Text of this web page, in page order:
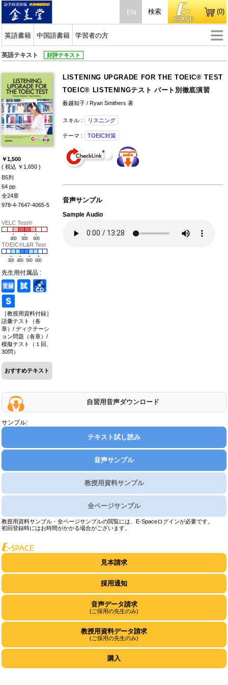
EN
英語書籍 中国語書籍 学習者の方
検索 (0)
英語テキスト 好評テキスト
￥1,500
( 税込 ￥1,650 )
B5判
64 pp.
全24章
978-4-7647-4065-5
VELC Test®
400 500 600
TOEIC®L&R Test
300 400 500 600
先生用付属品 :
［教授用資料付録］
語彙テスト（各
章）/ ディクテーシ
ョン問題（各章）/
模擬テスト（１回、
30問）
おすすめテキスト
LISTENING UPGRADE FOR THE TOEIC® TEST
TOEIC® LISTENINGテスト パート別徹底演習
薮越知子 / Ryan Smithers 著
スキル : リスニング
テーマ : TOEIC対策
音声サンプル
Sample Audio
自習用音声ダウンロード
サンプル:
テキスト試し読み
音声サンプル
教授用資料サンプル
全ページサンプル
教授用資料サンプル・全ページサンプルの閲覧には、E-Spaceログインが必要です。
初回登録時にはお時間がかかる場合がございます。
見本請求
採用通知
音声データ請求
(ご採用の先生のみ)
教授用資料データ請求
(ご採用の先生のみ)
購入